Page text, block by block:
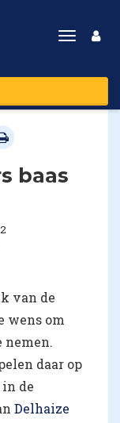
Toggle
baas
van de
wens om
nemen.
daar op
de
Delhaize